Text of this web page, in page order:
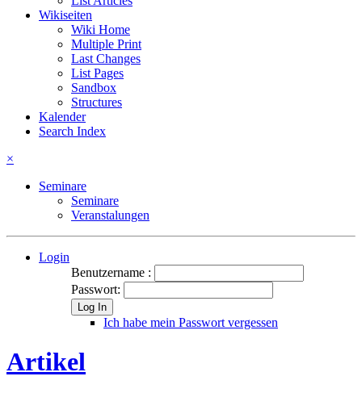
Wikiseiten
Wiki Home
Multiple Print
Last Changes
List Pages
Sandbox
Structures
Kalender
Search Index
×
Seminare
Seminare
Veranstalungen
Login
Benutzername :
Passwort:
Log In
Ich habe mein Passwort vergessen
Artikel